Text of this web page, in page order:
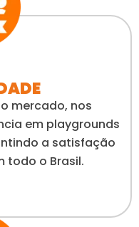
mercado, nos
em playgrounds
a satisfação
todo o Brasil.